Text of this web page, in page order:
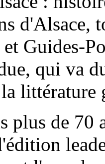
d'Alsace,
et Guides-
qui va
littérature
plus de 70